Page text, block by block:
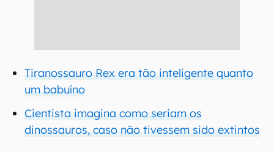
Tiranossauro Rex era tão inteligente quanto
um babuíno
Cientista imagina como seriam os
dinossauros, caso não tivessem sido extintos